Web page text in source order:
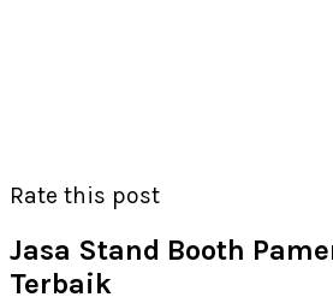
Rate this post
Jasa Stand Booth
Terbaik